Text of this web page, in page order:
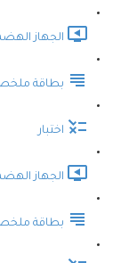
الجهاز الهضمي 2
بطاقة
اختبار
الجهاز الهضمي 3
بطاقة